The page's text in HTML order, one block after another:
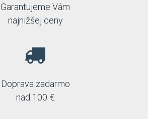
Garantujeme Vám
najnižšej ceny
Doprava zadarmo
nad 100 €